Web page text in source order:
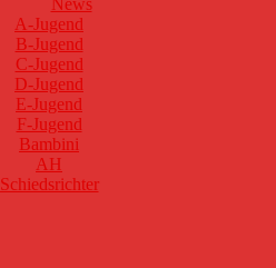
A-Jugend
B-Jugend
C-Jugend
D-Jugend
E-Jugend
F-Jugend
Bambini
AH
Schiedsrichter